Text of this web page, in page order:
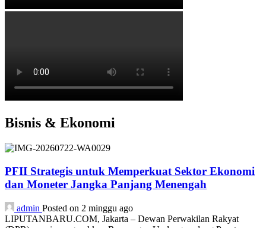
Bisnis & Ekonomi
PFII Strategis untuk Memperkuat Sektor Ekonomi
dan Moneter Jangka Panjang Menengah
admin Posted on 2 minggu ago
LIPUTANBARU.COM, Jakarta – Dewan Perwakilan Rakyat